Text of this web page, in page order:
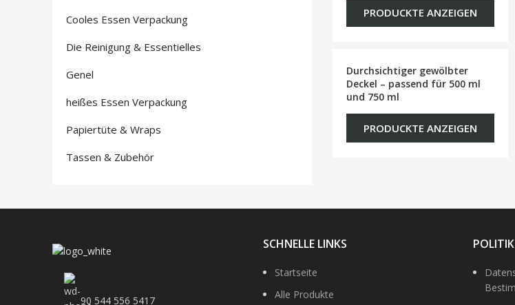
Cooles Essen Verpackung
Die Reinigung & Essentielles
Genel
heißes Essen Verpackung
Papiertüte & Wraps
Tassen & Zubehör
PRODUCKTE ANZEIGEN
Durchsichtiger gewölbter
Deckel – passend für 500 ml
und 750 ml
PRODUCKTE ANZEIGEN
90 544 556 5417
SCHNELLE LINKS
Startseite
Alle Produkte
POLITIK